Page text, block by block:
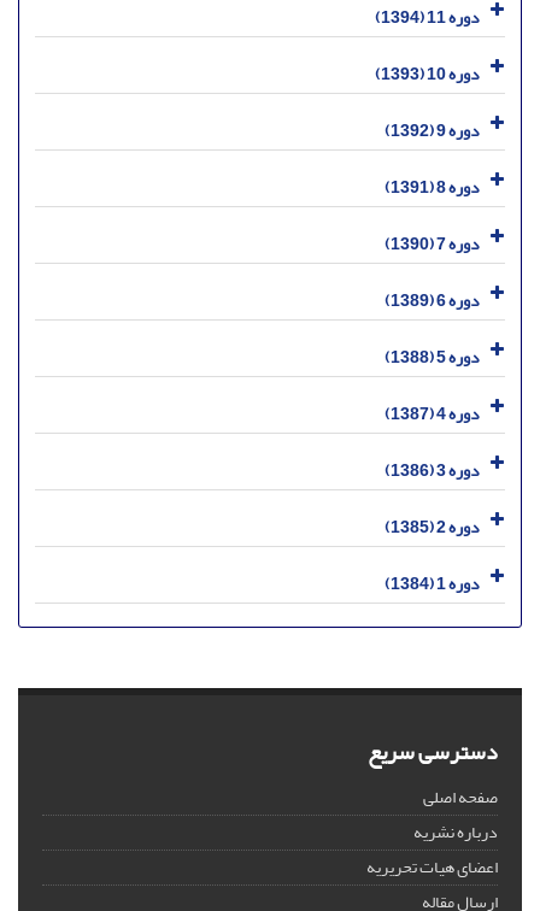
دوره 11 (1394)
دوره 10 (1393)
دوره 9 (1392)
دوره 8 (1391)
دوره 7 (1390)
دوره 6 (1389)
دوره 5 (1388)
دوره 4 (1387)
دوره 3 (1386)
دوره 2 (1385)
دوره 1 (1384)
دسترسی سریع
صفحه اصلی
درباره نشریه
اعضای هیات تحریریه
ارسال مقاله